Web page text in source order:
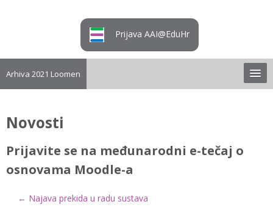
Prijava AAI@EduHr
Arhiva 2021 Loomen
Loomen
Drugi načini prijave
Novosti
Prijavite se na međunarodni e-tečaj o
osnovama Moodle-a
← Najava prekida u radu sustava